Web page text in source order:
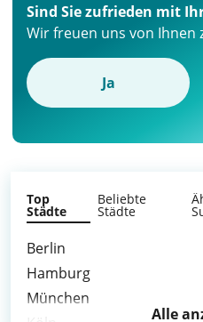
Sind Sie zufrieden mit
Wir freuen uns von Ihnen
Ja
Top
Städte
Beliebte
Städte
Berlin
Hamburg
München
Alle